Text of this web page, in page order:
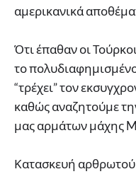
αμερικανικά
Ότι έπαθαν οι
το
“τρέχει” τον
καθώς αναζητούμε
μας αρμάτων μάχης
Κατασκευή αρθρωτού